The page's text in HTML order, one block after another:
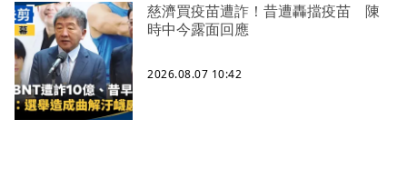
慈濟買疫苗遭詐！昔遭轟擋疫苗 陳
時中今露面回應
2026.08.07 10:42